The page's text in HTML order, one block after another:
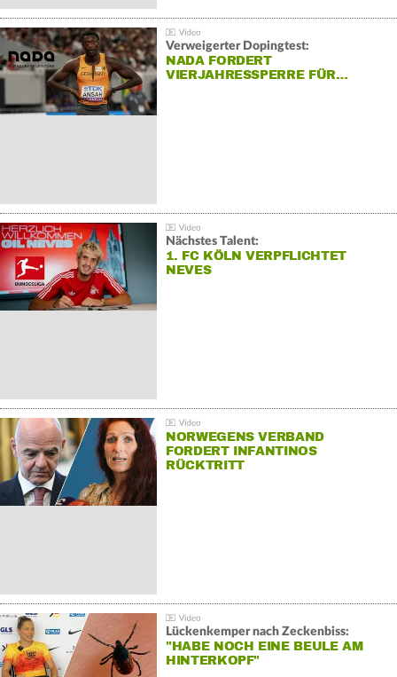
Verweigerter Dopingtest:
NADA FORDERT
VIERJAHRESSPERRE FÜR…
Nächstes Talent:
1. FC KÖLN VERPFLICHTET
NEVES
NORWEGENS VERBAND
FORDERT INFANTINOS
RÜCKTRITT
Lückenkemper nach Zeckenbiss:
"HABE NOCH EINE BEULE AM
HINTERKOPF"